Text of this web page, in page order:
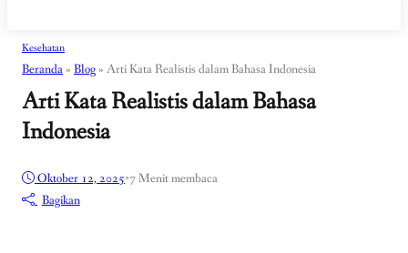
Kesehatan
Beranda » Blog » Arti Kata Realistis dalam Bahasa Indonesia
Arti Kata Realistis dalam Bahasa
Indonesia
Oktober 12, 2025•7 Menit membaca
Bagikan